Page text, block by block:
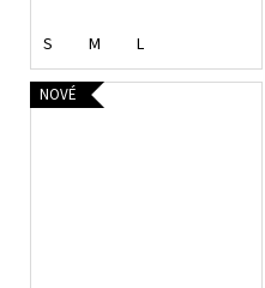
S M L
NOVÉ